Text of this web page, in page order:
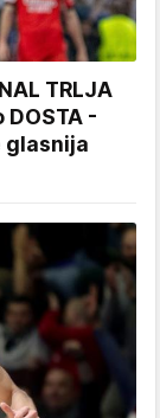
TRLJA
DOSTA -
glasnija